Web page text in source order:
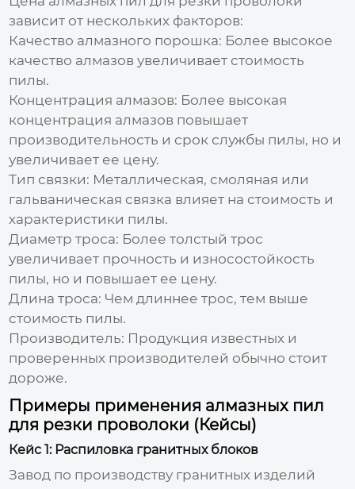
зависит от нескольких факторов:
Качество алмазного порошка: Более высокое
качество алмазов увеличивает стоимость
пилы.
Концентрация алмазов: Более высокая
концентрация алмазов повышает
производительность и срок службы пилы, но и
увеличивает ее цену.
Тип связки: Металлическая, смоляная или
гальваническая связка влияет на стоимость и
характеристики пилы.
Диаметр троса: Более толстый трос
увеличивает прочность и износостойкость
пилы, но и повышает ее цену.
Длина троса: Чем длиннее трос, тем выше
стоимость пилы.
Производитель: Продукция известных и
проверенных производителей обычно стоит
дороже.
Примеры применения алмазных пил
для резки проволоки (Кейсы)
Кейс 1: Распиловка гранитных блоков
Завод по производству гранитных изделий